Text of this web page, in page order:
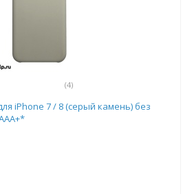
(4)
iPhone 7 / 8 (серый камень) без